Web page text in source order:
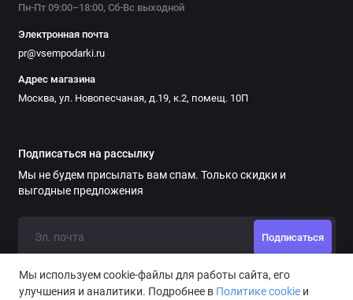
Пн-Пт 09:00–18:00, Сб-Вс выходной
Электронная почта
pr@vsempodarki.ru
Адрес магазина
Москва, ул. Новопесчаная, д.19, к.2, помещ. 10П
Подписаться на рассылку
Мы не будем присылать вам спам. Только скидки и
выгодные предложения
Подписаться
Мы используем cookie-файлы для работы сайта, его
улучшения и аналитики. Подробнее в Политике cookie и